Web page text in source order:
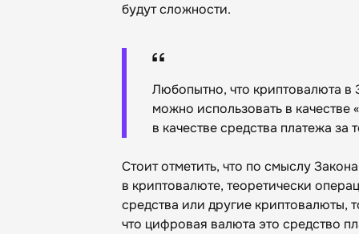
будут сложности.
Любопытно, что криптовалюта в
можно использовать в
в качестве средства платежа
Стоит отметить, что по смыслу
в криптовалюте, теоретически
средства или другие криптовалюты,
что цифровая валюта это средство